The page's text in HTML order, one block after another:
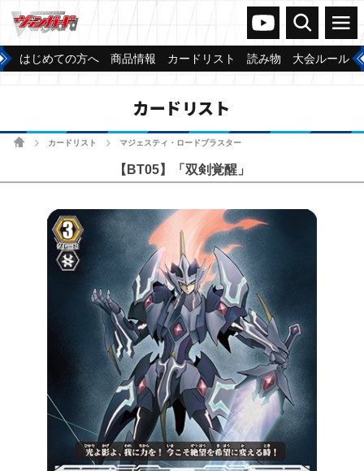
ヴァンガードch
検索 メニュー
はじめての方へ 商品情報 カードリスト 読み物 大会ルール
カードリスト
ホームカードリスト マジェスティ・ロードブラスター
【BT05】「双剣覚醒」